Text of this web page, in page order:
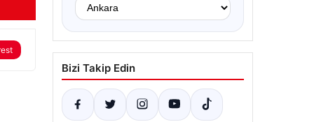
Bizi Takip Edin